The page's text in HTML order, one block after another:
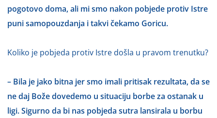
pogotovo doma, ali mi smo nakon pobjede protiv Istre
puni samopouzdanja i takvi čekamo Goricu.
Koliko je pobjeda protiv Istre došla u pravom trenutku?
– Bila je jako bitna jer smo imali pritisak rezultata, da se
ne daj Bože dovedemo u situaciju borbe za ostanak u
ligi. Sigurno da bi nas pobjeda sutra lansirala u borbu